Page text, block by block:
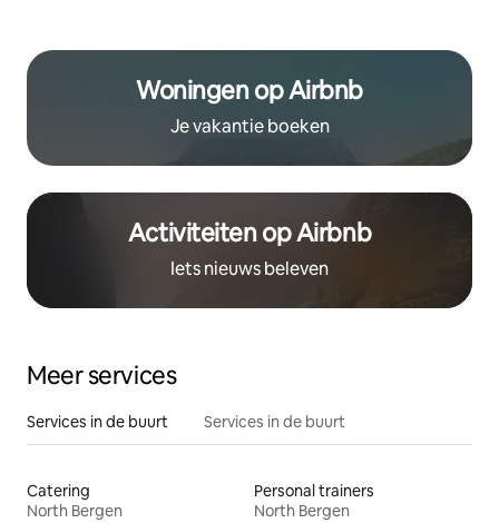
Woningen op Airbnb
Je vakantie boeken
Activiteiten op Airbnb
Iets nieuws beleven
Meer services
Services in de buurt Services in de buurt
Catering
North Bergen
Personal trainers
North Bergen